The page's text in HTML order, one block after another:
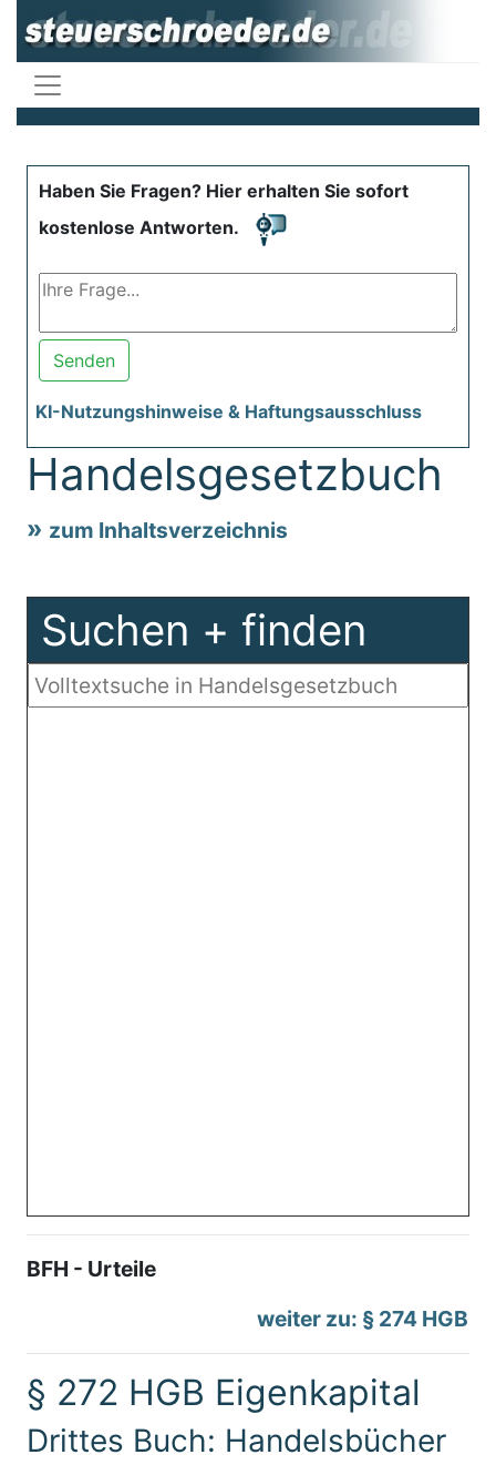
Haben Sie Fragen? Hier erhalten Sie sofort
kostenlose Antworten.
Senden
KI-Nutzungshinweise & Haftungsausschluss
Handelsgesetzbuch
zum Inhaltsverzeichnis
Suchen + finden
BFH - Urteile
weiter zu: § 274 HGB
§ 272 HGB Eigenkapital
Drittes Buch: Handelsbücher